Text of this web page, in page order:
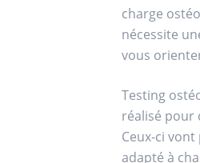
charge
nécessite
vous
Testing
réalisé pour
Ceux-ci
adapté à